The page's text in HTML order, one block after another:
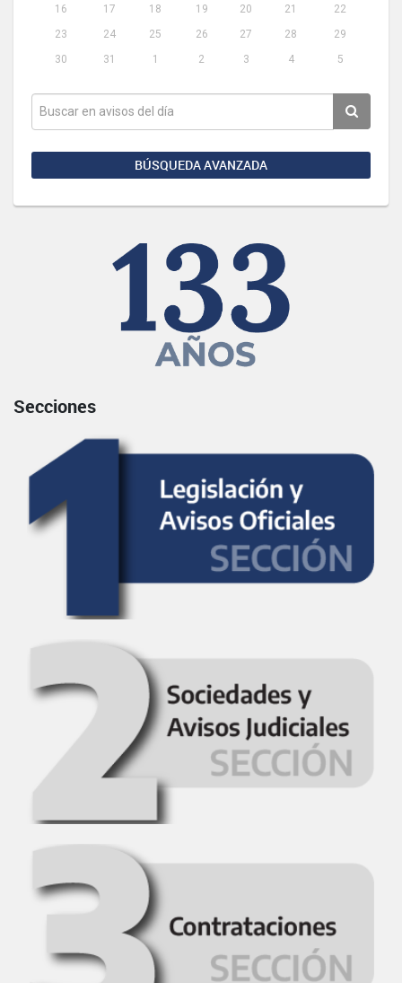
16
17 18 19 20 21
22
23
24 25 26 27 28
29
30
31 1 2 3 4 5
BÚSQUEDA AVANZADA
Secciones